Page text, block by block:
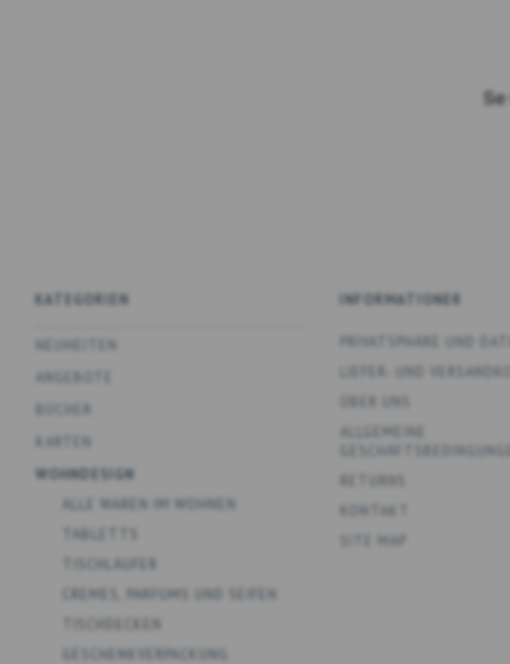
KATEGORIEN
ANGEBOTE
KARTEN
WOHNDESIGN
ALLE WAREN IM WOHNEN
TABLETTS
CREMES, PARFUMS UND SEIFEN
TISCHDECKEN
GESCHENKVERPACKUNG
INFORMATIONER
LIEFER- UND
ALLGEMEINE
KONTAKT
SITE MAP